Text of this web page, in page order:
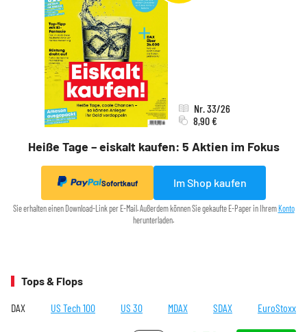
Heiße Tage – eiskalt kaufen: 5 Aktien im Fokus
Nr. 33/26
8,90 €
Sofortkauf Im Shop kaufen
Sie erhalten einen Download-Link per E-Mail. Außerdem können Sie gekaufte E-Paper in Ihrem Konto
herunterladen.
Tops & Flops
DAX US Tech 100 US 30 MDAX SDAX EuroStoxx